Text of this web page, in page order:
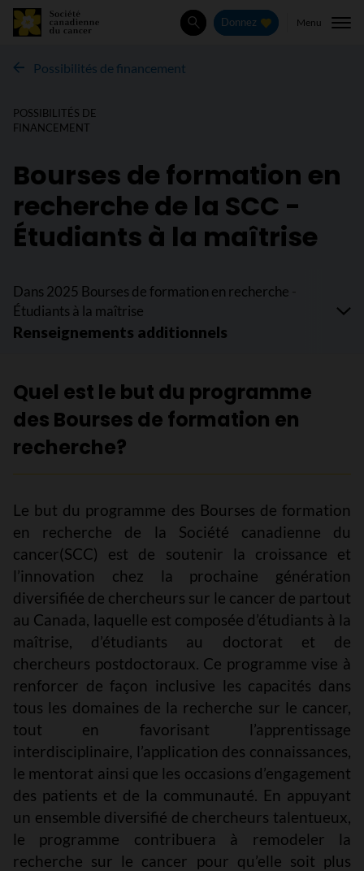
Rechercher
Donnez Menu
Possibilités de financement
POSSIBILITÉS DE
FINANCEMENT
Bourses de formation en
recherche de la SCC -
Étudiants à la maîtrise
Dans 2025 Bourses de formation en recherche -
Étudiants à la maîtrise
Quel est le but du programme
des Bourses de formation en
recherche?
Le but du programme des Bourses de formation
en recherche de la Société canadienne du
cancer(SCC) est de soutenir la croissance et
l’innovation chez la prochaine génération
diversifiée de chercheurs sur le cancer de partout
au Canada, laquelle est composée d’étudiants à la
maîtrise, d’étudiants au doctorat et de
chercheurs postdoctoraux. Ce programme vise à
renforcer de façon inclusive les capacités dans
tous les domaines de la recherche sur le cancer,
tout en favorisant l’apprentissage
interdisciplinaire, l’application des connaissances,
le mentorat ainsi que les occasions d’engagement
des patients et de la communauté. En appuyant
un ensemble diversifié de chercheurs talentueux,
le programme contribuera à remodeler la
recherche sur le cancer pour qu’elle soit plus